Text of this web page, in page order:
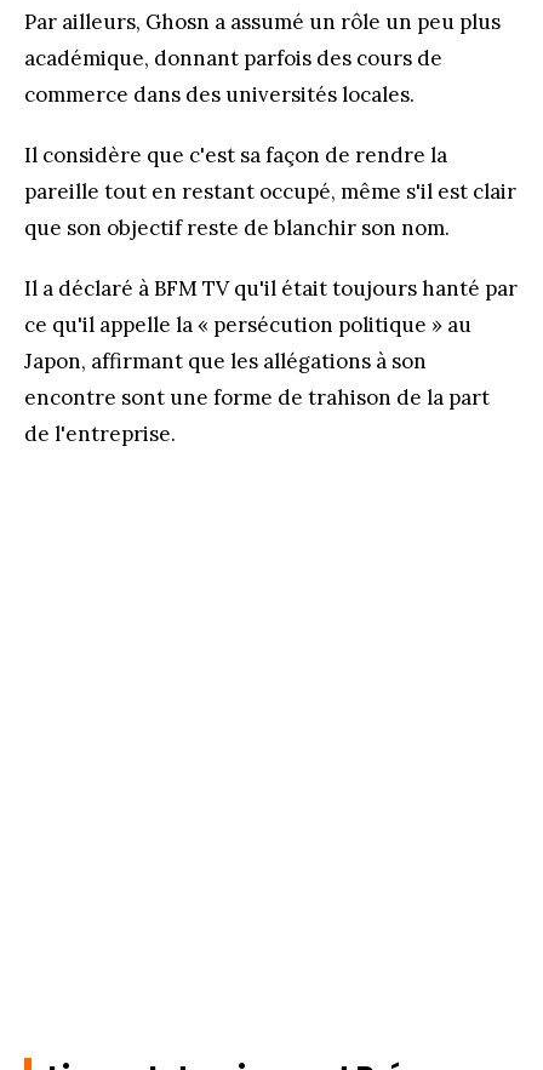
Par ailleurs, Ghosn a assumé un rôle un peu plus
académique, donnant parfois des cours de
commerce dans des universités locales.
Il considère que c'est sa façon de rendre la
pareille tout en restant occupé, même s'il est clair
que son objectif reste de blanchir son nom.
Il a déclaré à BFM TV qu'il était toujours hanté par
ce qu'il appelle la « persécution politique » au
Japon, affirmant que les allégations à son
encontre sont une forme de trahison de la part
de l'entreprise.